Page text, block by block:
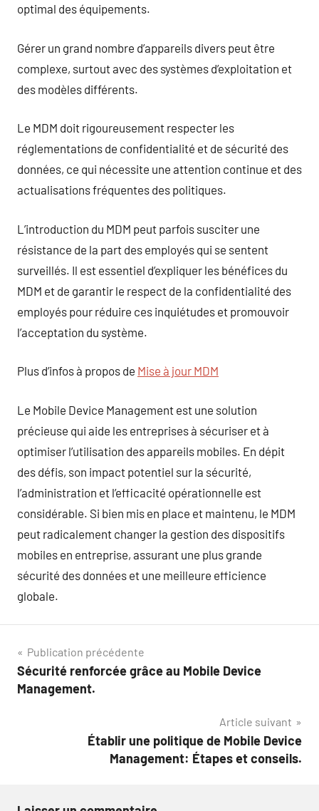
optimal des équipements.
Gérer un grand nombre d’appareils divers peut être
complexe, surtout avec des systèmes d’exploitation et
des modèles différents.
Le MDM doit rigoureusement respecter les
réglementations de confidentialité et de sécurité des
données, ce qui nécessite une attention continue et des
actualisations fréquentes des politiques.
L’introduction du MDM peut parfois susciter une
résistance de la part des employés qui se sentent
surveillés. Il est essentiel d’expliquer les bénéfices du
MDM et de garantir le respect de la confidentialité des
employés pour réduire ces inquiétudes et promouvoir
l’acceptation du système.
Plus d’infos à propos de Mise à jour MDM
Le Mobile Device Management est une solution
précieuse qui aide les entreprises à sécuriser et à
optimiser l’utilisation des appareils mobiles. En dépit
des défis, son impact potentiel sur la sécurité,
l’administration et l’efficacité opérationnelle est
considérable. Si bien mis en place et maintenu, le MDM
peut radicalement changer la gestion des dispositifs
mobiles en entreprise, assurant une plus grande
sécurité des données et une meilleure efficience
globale.
Navigation
de
Publication précédente
Sécurité renforcée grâce au Mobile Device
Management.
Article suivant
Établir une politique de Mobile Device
Management: Étapes et conseils.